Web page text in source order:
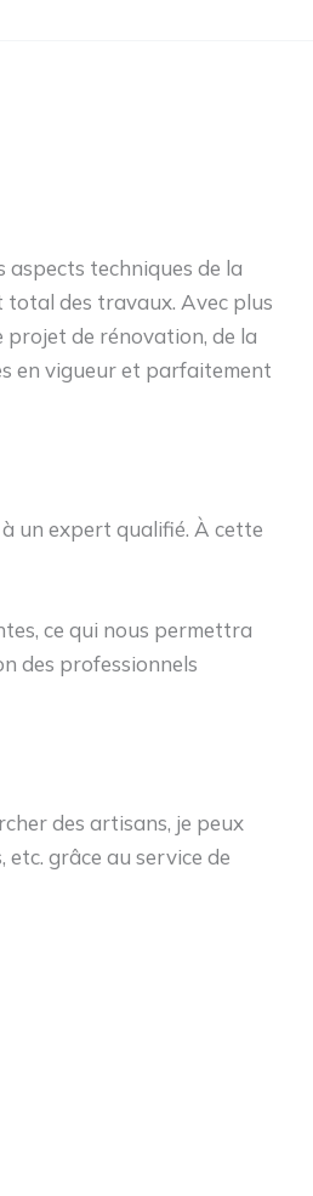
aspects techniques de la
total des travaux. Avec plus
projet de rénovation, de la
en vigueur et parfaitement
un expert qualifié. À cette
ce qui nous permettra
des professionnels
des artisans, je peux
grâce au service de